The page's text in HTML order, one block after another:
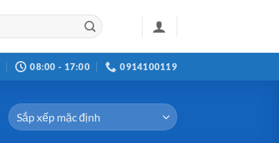
08:00 - 17:00 0914100119